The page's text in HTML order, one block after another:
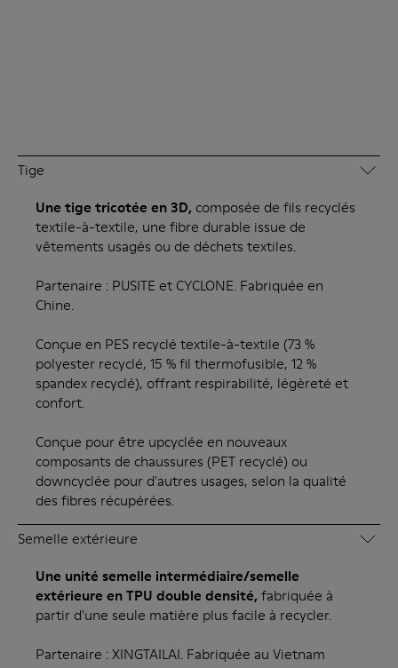
Tige
Une tige tricotée en 3D, composée de fils recyclés
textile-à-textile, une fibre durable issue de
vêtements usagés ou de déchets textiles.
Partenaire : PUSITE et CYCLONE. Fabriquée en
Chine.
Conçue en PES recyclé textile-à-textile (73 %
polyester recyclé, 15 % fil thermofusible, 12 %
spandex recyclé), offrant respirabilité, légèreté et
confort.
Conçue pour être upcyclée en nouveaux
composants de chaussures (PET recyclé) ou
downcyclée pour d'autres usages, selon la qualité
des fibres récupérées.
Semelle extérieure
Une unité semelle intermédiaire/semelle
extérieure en TPU double densité,fabriquée à
partir d'une seule matière plus facile à recycler.
Partenaire : XINGTAILAI. Fabriquée au Vietnam